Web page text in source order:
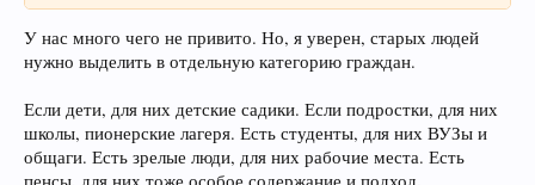
У нас много чего не привито. Но, я уверен, старых людей
нужно выделить в отдельную категорию граждан.
Если дети, для них детские садики. Если подростки, для них
школы, пионерские лагеря. Есть студенты, для них ВУЗы и
общаги. Есть зрелые люди, для них рабочие места. Есть